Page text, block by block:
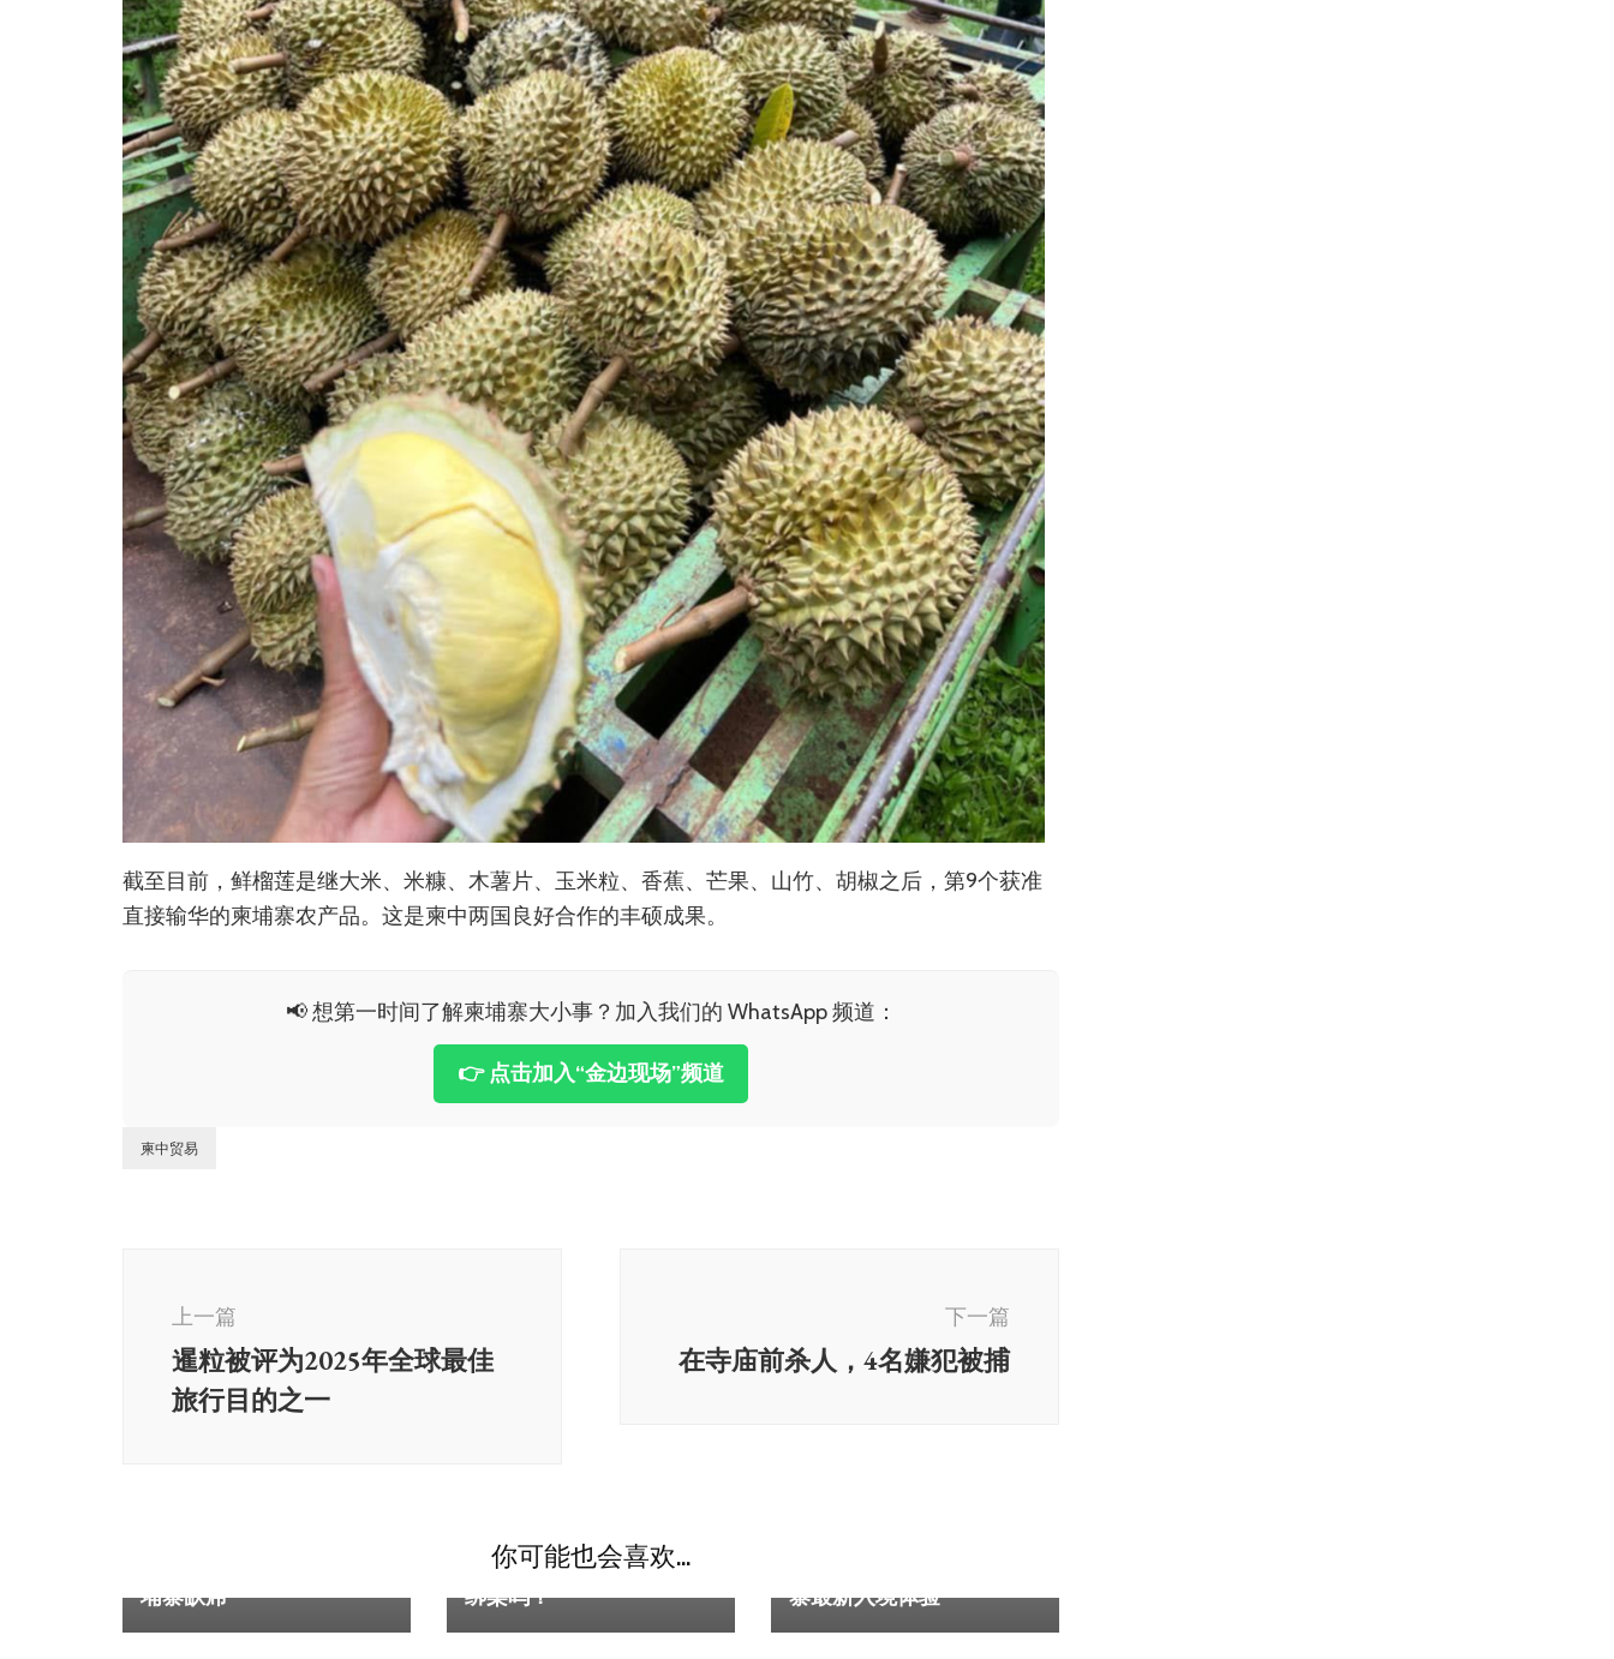
截至目前，鲜榴莲是继大米、米糠、木薯片、玉米粒、香蕉、芒果、山竹、胡椒之后，第9个获准
直接输华的柬埔寨农产品。这是柬中两国良好合作的丰硕成果。
📢 想第一时间了解柬埔寨大小事？加入我们的 WhatsApp 频道：
👉 点击加入“金边现场”频道
柬中贸易
上一篇
暹粒被评为2025年全球最佳
旅行目的之一
下一篇
在寺庙前杀人，4名嫌犯被捕
你可能也会喜欢...
埔寨缺席
“如果我来柬埔寨，我会被
绑架吗？”
寨最新入境体验